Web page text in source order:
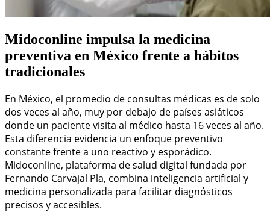
Midoconline impulsa la medicina
preventiva en México frente a hábitos
tradicionales
En México, el promedio de consultas médicas es de solo
dos veces al año, muy por debajo de países asiáticos
donde un paciente visita al médico hasta 16 veces al año.
Esta diferencia evidencia un enfoque preventivo
constante frente a uno reactivo y esporádico.
Midoconline, plataforma de salud digital fundada por
Fernando Carvajal Pla, combina inteligencia artificial y
medicina personalizada para facilitar diagnósticos
precisos y accesibles.